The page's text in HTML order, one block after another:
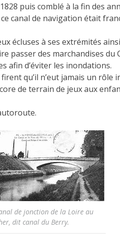
puis comblé à la fin des
canal de navigation était
écluses à ses extrémités ainsi
passer des marchandises du
afin d’éviter les inondations.
qu’il n’eut jamais un rôle
de terrain de jeux aux
de jonction de la Loire au
dit canal du Berry.